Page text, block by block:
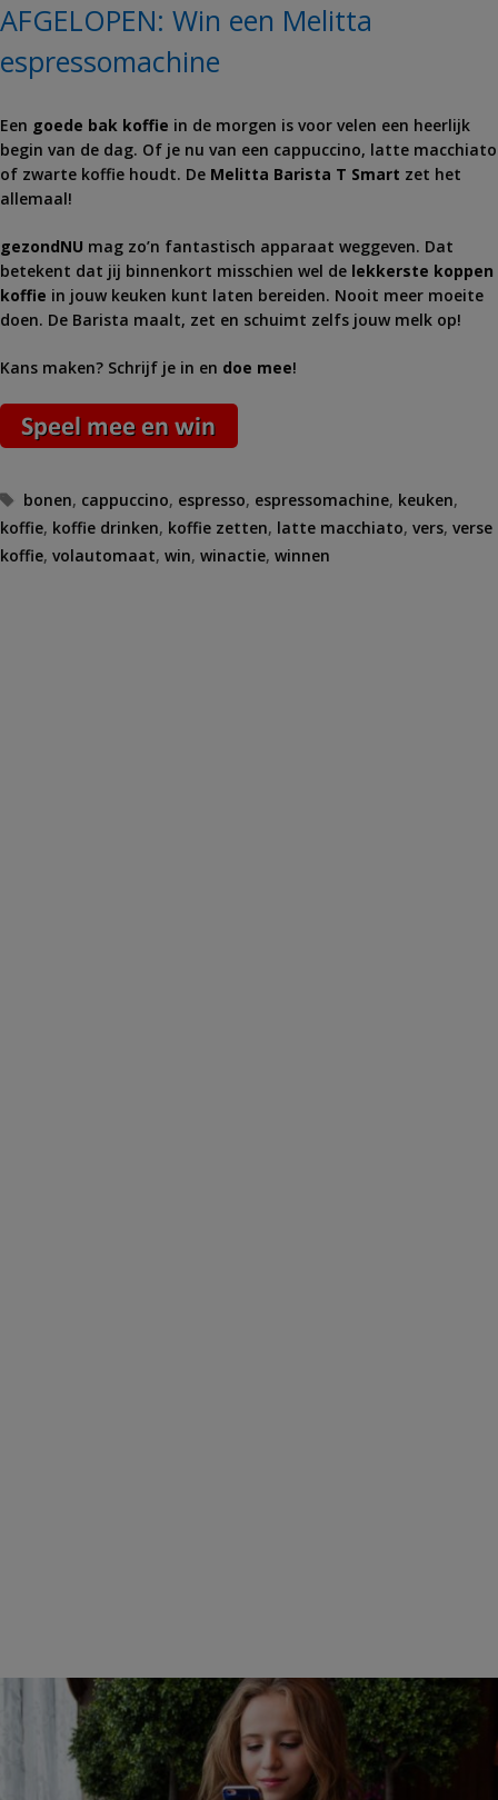
AFGELOPEN: Win een Melitta
espressomachine
Een goede bak koffie in de morgen is voor velen een heerlijk
begin van de dag. Of je nu van een cappuccino, latte macchiato
of zwarte koffie houdt. De Melitta Barista T Smart zet het
allemaal!
gezondNU mag zo’n fantastisch apparaat weggeven. Dat
betekent dat jij binnenkort misschien wel de lekkerste koppen
koffie in jouw keuken kunt laten bereiden. Nooit meer moeite
doen. De Barista maalt, zet en schuimt zelfs jouw melk op!
Kans maken? Schrijf je in en doe mee!
Tags
bonen, cappuccino, espresso, espressomachine, keuken,
koffie, koffie drinken, koffie zetten, latte macchiato, vers, verse
koffie, volautomaat, win, winactie, winnen